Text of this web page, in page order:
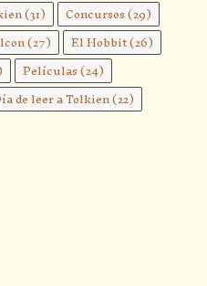
(31) Concursos(29)
(27) El Hobbit(26)
Películas(24)
de leer a Tolkien(22)